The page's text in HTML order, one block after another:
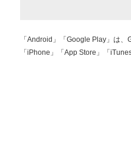
「Android」「Google Play」は、
「iPhone」「App Store」「